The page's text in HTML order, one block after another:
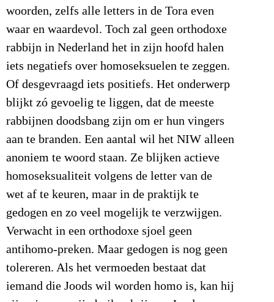
woorden, zelfs alle letters in de Tora even
waar en waardevol. Toch zal geen orthodoxe
rabbijn in Nederland het in zijn hoofd halen
iets negatiefs over homoseksuelen te zeggen.
Of desgevraagd iets positiefs. Het onderwerp
blijkt zó gevoelig te liggen, dat de meeste
rabbijnen doodsbang zijn om er hun vingers
aan te branden. Een aantal wil het NIW alleen
anoniem te woord staan. Ze blijken actieve
homoseksualiteit volgens de letter van de
wet af te keuren, maar in de praktijk te
gedogen en zo veel mogelijk te verzwijgen.
Verwacht in een orthodoxe sjoel geen
antihomo-preken. Maar gedogen is nog geen
tolereren. Als het vermoeden bestaat dat
iemand die Joods wil worden homo is, kan hij